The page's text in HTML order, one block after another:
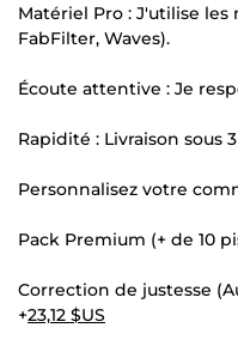
Matériel Pro : J'utilise
FabFilter, Waves).
Écoute attentive : Je
Rapidité : Livraison sous
Personnalisez votre
Pack Premium (+ de 10
Correction de justesse
+23,12 $US